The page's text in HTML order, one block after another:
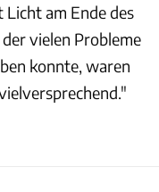
am Ende des
vielen Probleme
konnte, waren